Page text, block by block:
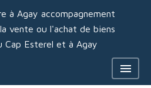
à Agay accompagnement
vente ou l'achat de biens
Cap Esterel et à Agay